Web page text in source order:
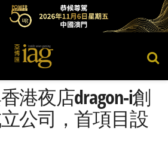
港夜店dragon-i創
公司，首項目設